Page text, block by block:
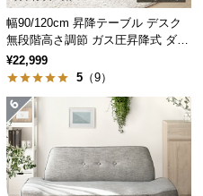
用。直径約1㎜ と極小な
ィットします。
幅90/120cm 昇降テーブル デスク
無段階高さ調節 ガス圧昇降式 ダイ
ニング 高さ55~70cm
¥22,999
5 （9）